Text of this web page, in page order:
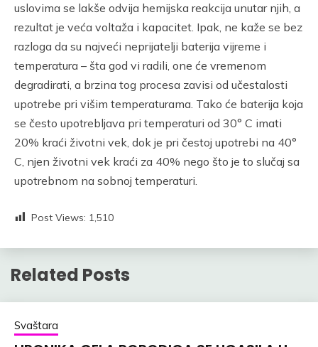
uslovima se lakše odvija hemijska reakcija unutar njih, a
rezultat je veća voltaža i kapacitet. Ipak, ne kaže se bez
razloga da su najveći neprijatelji baterija vijreme i
temperatura – šta god vi radili, one će vremenom
degradirati, a brzina tog procesa zavisi od učestalosti
upotrebe pri višim temperaturama. Tako će baterija koja
se često upotrebljava pri temperaturi od 30° C imati
20% kraći životni vek, dok je pri čestoj upotrebi na 40°
C, njen životni vek kraći za 40% nego što je to slučaj sa
upotrebnom na sobnoj temperaturi.
Post Views: 1,510
Related Posts
Svaštara